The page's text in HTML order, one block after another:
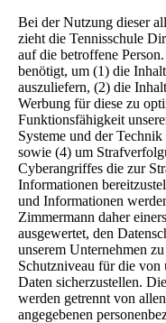
Bei der Nutzung dieser
zieht die Tennisschule
auf die betroffene
benötigt, um (1) die
auszuliefern, (2) die
Werbung für diese zu
Funktionsfähigkeit
Systeme und der
sowie (4) um
Cyberangriffes die zur
Informationen
und Informationen
Zimmermann daher
ausgewertet, den
unserem Unternehmen
Schutzniveau für die von
Daten sicherzustellen.
werden getrennt von
angegebenen